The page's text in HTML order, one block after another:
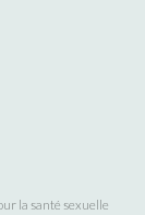
la santé sexuelle